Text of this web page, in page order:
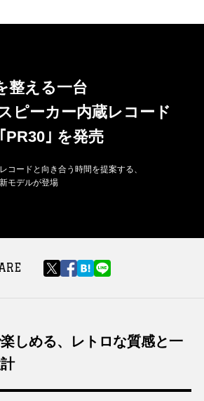
整える一台
ピーカー内蔵レコード
PR30｣ を発売
コードと向き合う時間を提案する、
モデルが登場
しめる、レトロな質感と一